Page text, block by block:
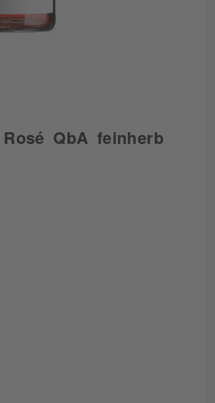
QbA feinherb